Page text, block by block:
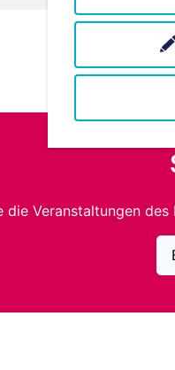
die Veranstaltungen